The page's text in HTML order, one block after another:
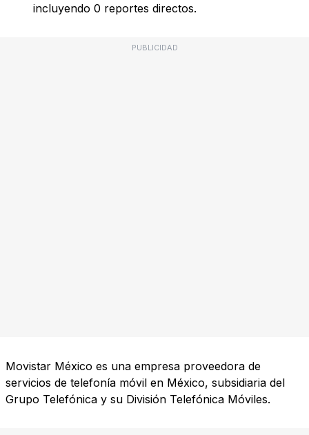
incluyendo 0 reportes directos.
PUBLICIDAD
Movistar México es una empresa proveedora de
servicios de telefonía móvil en México, subsidiaria del
Grupo Telefónica y su División Telefónica Móviles.